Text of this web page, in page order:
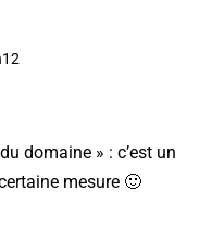
domaine » : c’est un
mesure 🙂